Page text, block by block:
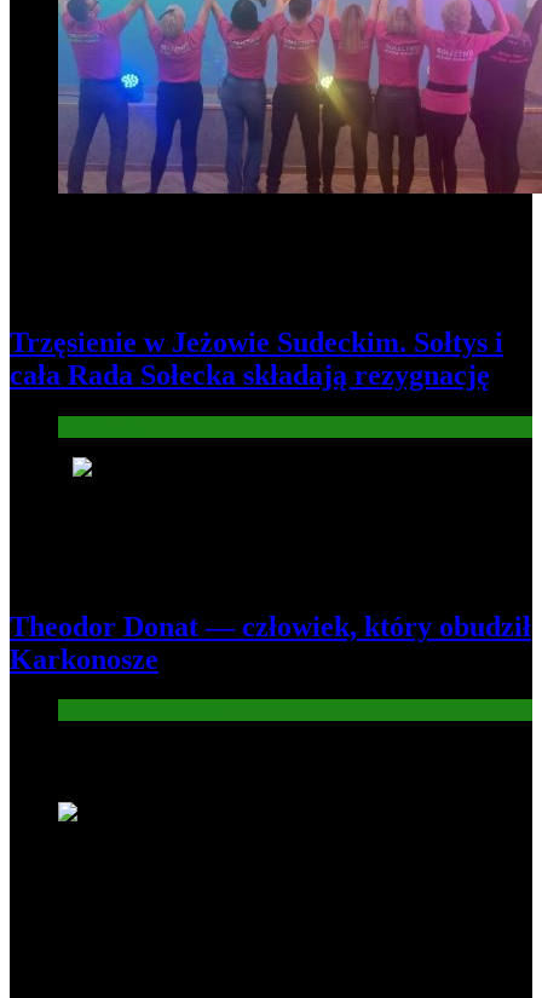
Trzęsienie w Jeżowie Sudeckim. Sołtys i
cała Rada Sołecka składają rezygnację
Theodor Donat — człowiek, który obudził
Karkonosze